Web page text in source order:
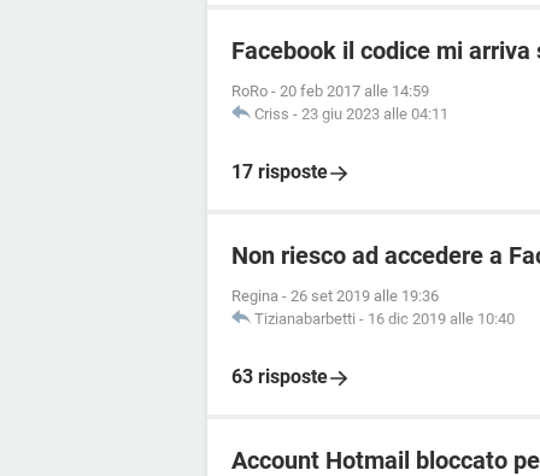
Facebook il codice mi
RoRo - 20 feb 2017 alle 14:59
Criss - 23 giu 2023 alle 04:11
17 risposte
Non riesco ad accedere a
Regina - 26 set 2019 alle 19:36
Tizianabarbetti - 16 dic 2019 alle 10:40
63 risposte
Account Hotmail bloccato